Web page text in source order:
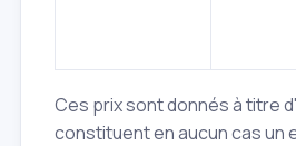
Ces prix sont donnés à titre
constituent en aucun cas un